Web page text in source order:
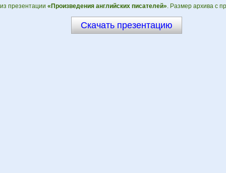
презентации «Произведения английских писателей». Размер архива с
Скачать презентацию